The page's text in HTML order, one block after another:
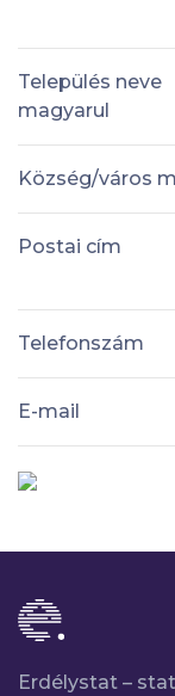
Település neve
magyarul
Község/város
Postai cím
Telefonszám
E-mail
Erdélystat –